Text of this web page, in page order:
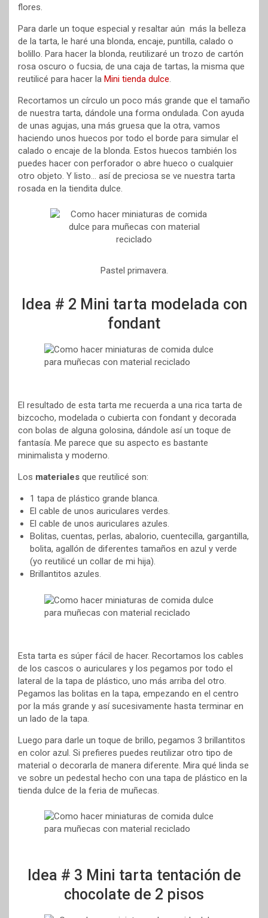
flores.
Para darle un toque especial y resaltar aún más la belleza
de la tarta, le haré una blonda, encaje, puntilla, calado o
bolillo. Para hacer la blonda, reutilizaré un trozo de cartón
rosa oscuro o fucsia, de una caja de tartas, la misma que
reutilicé para hacer la Mini tienda dulce
Recortamos un círculo un poco más grande que el tamaño
de nuestra tarta, dándole una forma ondulada. Con ayuda
de unas agujas, una más gruesa que la otra, vamos
haciendo unos huecos por todo el borde para simular el
calado o encaje de la blonda. Estos huecos también los
puedes hacer con perforador o abre hueco o cualquier
otro objeto. Y listo… así de preciosa se ve nuestra tarta
rosada en la tiendita dulce.
Pastel primavera.
Idea # 2 Mini tarta modelada con
fondant
El resultado de esta tarta me recuerda a una rica tarta de
bizcocho, modelada o cubierta con fondant y decorada
con bolas de alguna golosina, dándole así un toque de
fantasía. Me parece que su aspecto es bastante
minimalista y moderno.
Los materiales que reutilicé son:
1 tapa de plástico grande blanca.
El cable de unos auriculares verdes.
El cable de unos auriculares azules.
Bolitas, cuentas, perlas, abalorio, cuentecilla, gargantilla,
bolita, agallón de diferentes tamaños en azul y verde
(yo reutilicé un collar de mi hija).
Brillantitos azules.
Esta tarta es súper fácil de hacer. Recortamos los cables
de los cascos o auriculares y los pegamos por todo el
lateral de la tapa de plástico, uno más arriba del otro.
Pegamos las bolitas en la tapa, empezando en el centro
por la más grande y así sucesivamente hasta terminar en
un lado de la tapa.
Luego para darle un toque de brillo, pegamos 3 brillantitos
en color azul. Si prefieres puedes reutilizar otro tipo de
material o decorarla de manera diferente. Mira qué linda se
ve sobre un pedestal hecho con una tapa de plástico en la
tienda dulce de la feria de muñecas.
Idea # 3 Mini tarta tentación de
chocolate de 2 pisos